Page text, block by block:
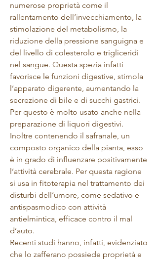
numerose proprietà come il
rallentamento dell’invecchiamento, la
stimolazione del metabolismo, la
riduzione della pressione sanguigna e
del livello di colesterolo e trigliceridi
nel sangue. Questa spezia infatti
favorisce le funzioni digestive, stimola
l’apparato digerente, aumentando la
secrezione di bile e di succhi gastrici.
Per questo è molto usato anche nella
preparazione di liquori digestivi.
Inoltre contenendo il safranale, un
composto organico della pianta, esso
è in grado di influenzare positivamente
l’attività cerebrale. Per questa ragione
si usa in fitoterapia nel trattamento dei
disturbi dell’umore, come sedativo e
antispasmodico con attività
antielmintica, efficace contro il mal
d’auto.
Recenti studi hanno, infatti, evidenziato
che lo zafferano possiede proprietà e